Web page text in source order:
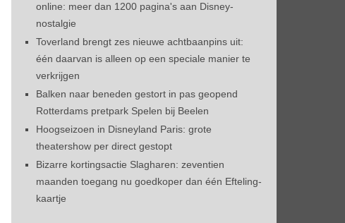
online: meer dan 1200 pagina's aan Disney-
nostalgie
Toverland brengt zes nieuwe achtbaanpins uit:
één daarvan is alleen op een speciale manier te
verkrijgen
Balken naar beneden gestort in pas geopend
Rotterdams pretpark Spelen bij Beelen
Hoogseizoen in Disneyland Paris: grote
theatershow per direct gestopt
Bizarre kortingsactie Slagharen: zeventien
maanden toegang nu goedkoper dan één Efteling-
kaartje